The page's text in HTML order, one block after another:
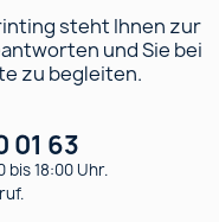
steht Ihnen zur
und Sie bei
zu begleiten.
01 63
bis 18:00 Uhr.